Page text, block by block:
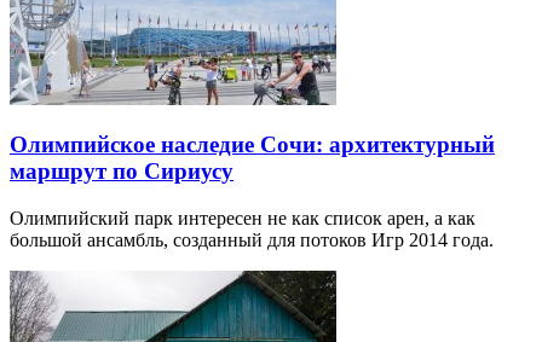
Олимпийское наследие Сочи: архитектурный
маршрут по Сириусу
Олимпийский парк интересен не как список арен, а как
большой ансамбль, созданный для потоков Игр 2014 года.